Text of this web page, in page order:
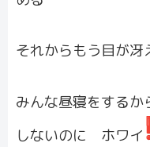
それからもう目が
みんな昼寝をする
しないのに ホワイ